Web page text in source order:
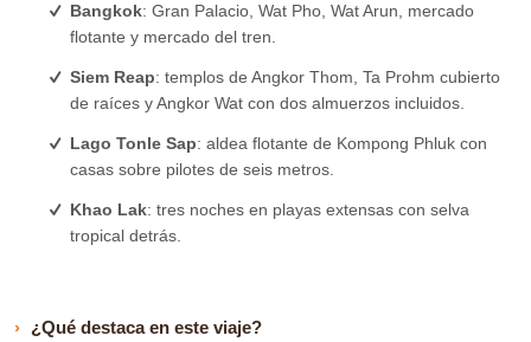
Bangkok: Gran Palacio, Wat Pho, Wat Arun, mercado
flotante y mercado del tren.
Siem Reap: templos de Angkor Thom, Ta Prohm cubierto
de raíces y Angkor Wat con dos almuerzos incluidos.
Lago Tonle Sap: aldea flotante de Kompong Phluk con
casas sobre pilotes de seis metros.
Khao Lak: tres noches en playas extensas con selva
tropical detrás.
¿Qué destaca en este viaje?